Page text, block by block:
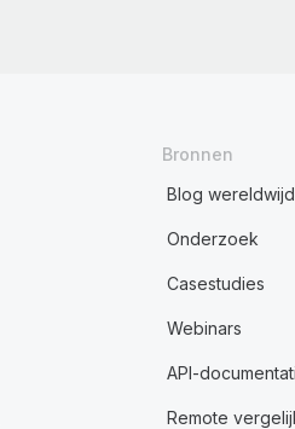
Bronnen
Blog
Onderzoek
Casestudies
Webinars
API-
Remote